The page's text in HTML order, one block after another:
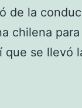
de la
chilena
que se llevó